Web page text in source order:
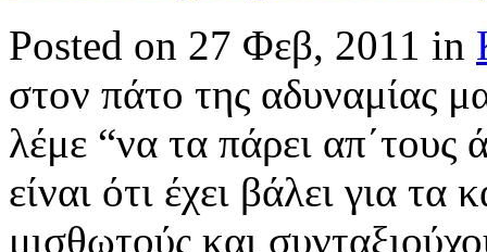
Posted on 27 Φεβ, 2011 in
στον πάτο της αδυναμίας
λέμε “να τα πάρει
είναι ότι έχει βάλει για
μισθωτούς και